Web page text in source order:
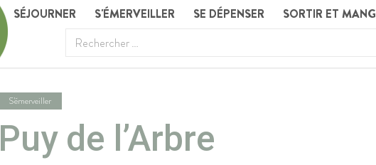
SÉJOURNER S'ÉMERVEILLER SE DÉPENSER SORTIR ET
S'émerveiller
Puy de l’Arbre